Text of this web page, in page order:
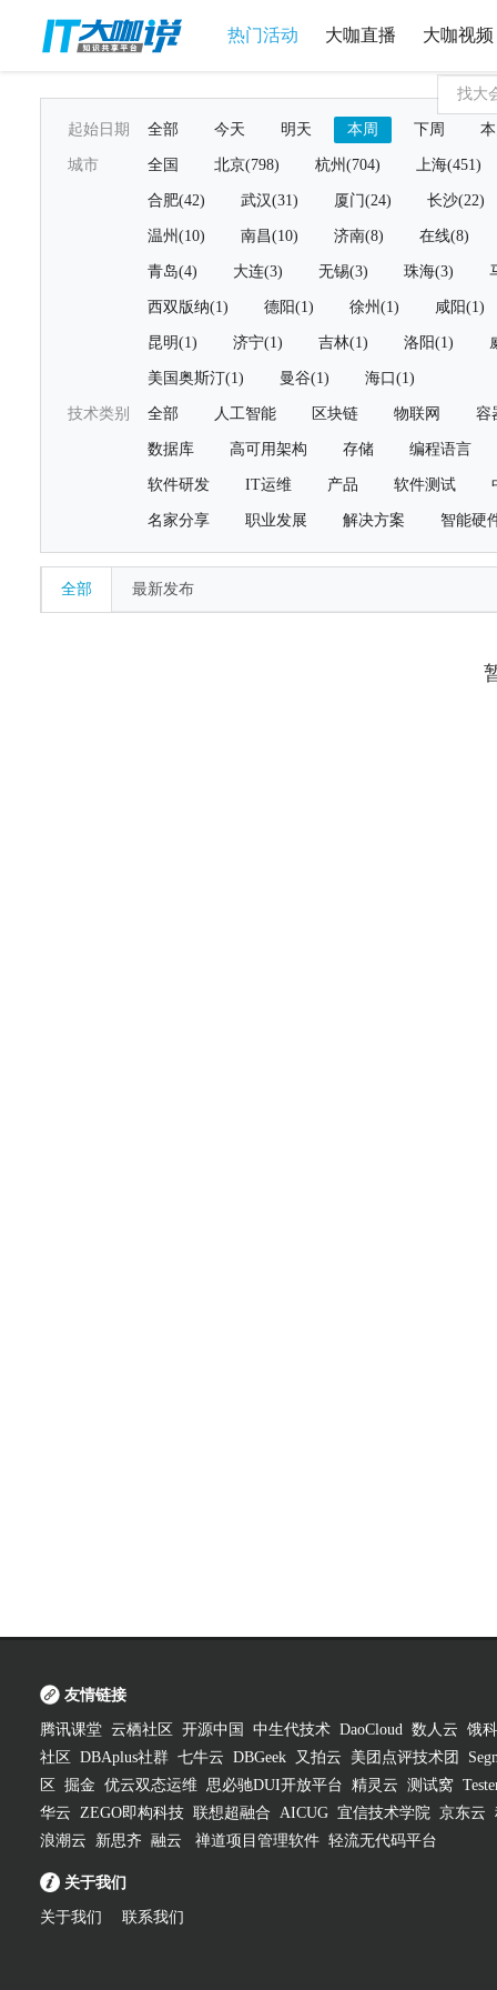
热门活动 大咖直播 大咖视频
起始日期 全部 今天 明天 本周 下周
城市 全国 北京(798) 杭州(704) 上海(451)
合肥(42) 武汉(31) 厦门(24) 长沙(22)
温州(10) 南昌(10) 济南(8) 在线(8)
青岛(4) 大连(3) 无锡(3) 珠海(3)
西双版纳(1) 德阳(1) 徐州(1) 咸阳(1)
昆明(1) 济宁(1) 吉林(1) 洛阳(1)
美国奥斯汀(1) 曼谷(1) 海口(1)
技术类别 全部 人工智能 区块链 物联网 容
数据库 高可用架构 存储 编程语言
软件研发 IT运维 产品 软件测试
名家分享 职业发展 解决方案 智能硬
全部 最新发布
友情链接
腾讯课堂 云栖社区 开源中国 中生代技术 DaoCloud 数人云 饿
社区
DBAplus社群 七牛云 DBGeek 又拍云 美团点评技术团
区
掘金 优云双态运维 思必驰DUI开放平台 精灵云 测试窝
华云 ZEGO即构科技 联想超融合 AICUG 宜信技术学院 京东云
浪潮云
新思齐 融云 禅道项目管理软件 轻流无代码平台
关于我们
关于我们 联系我们